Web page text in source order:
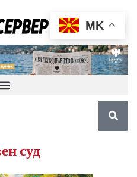
суд
MK